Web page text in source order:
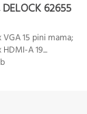
62655
VGA 15 pini mama;
HDMI-A 19...